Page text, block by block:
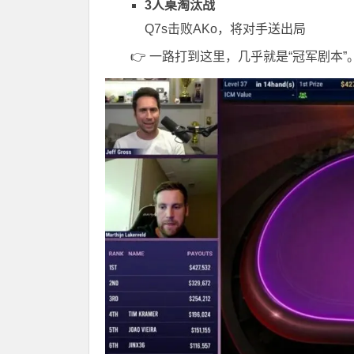
3人桌淘汰战
Q7s击败AKo，将对手送出局
👉 一路打到这里，几乎就是“冠军剧本”